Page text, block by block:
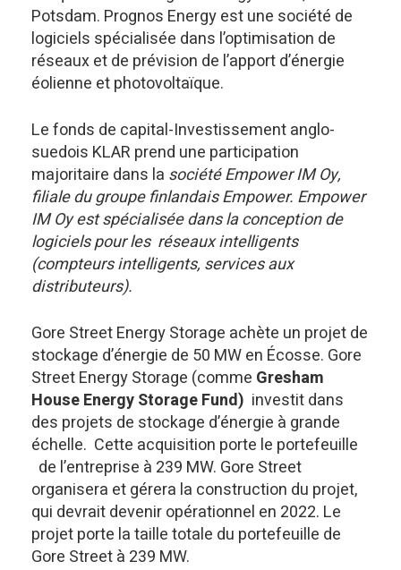
Potsdam. Prognos Energy est une société de
logiciels spécialisée dans l’optimisation de
réseaux et de prévision de l’apport d’énergie
éolienne et photovoltaïque.
Le fonds de capital-Investissement anglo-
suedois KLAR prend une participation
majoritaire dans la société Empower IM Oy,
filiale du groupe finlandais Empower. Empower
IM Oy est spécialisée dans la conception de
logiciels pour les réseaux intelligents
(compteurs intelligents, services aux
distributeurs).
Gore Street Energy Storage achète un projet de
stockage d’énergie de 50 MW en Écosse. Gore
Street Energy Storage (comme Gresham
House Energy Storage Fund) investit dans
des projets de stockage d’énergie à grande
échelle. Cette acquisition porte le portefeuille
de l’entreprise à 239 MW. Gore Street
organisera et gérera la construction du projet,
qui devrait devenir opérationnel en 2022. Le
projet porte la taille totale du portefeuille de
Gore Street à 239 MW.